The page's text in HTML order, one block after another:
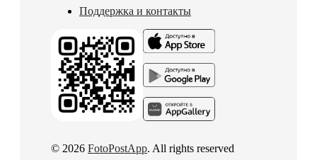
Поддержка и контакты
© 2026 FotoPostApp. All rights reserved